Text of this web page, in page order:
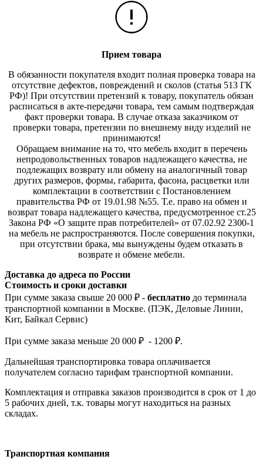
Прием товара
В обязанности покупателя входит полная проверка товара на
отсутствие дефектов, повреждений и сколов (статья 513 ГК
РФ)! При отсутствии претензий к товару, покупатель обязан
расписаться в акте-передачи товара, тем самым подтверждая
факт проверки товара. В случае отказа заказчиком от
проверки товара, претензии по внешнему виду изделий не
принимаются!
Обращаем внимание на то, что мебель входит в перечень
непродовольственных товаров надлежащего качества, не
подлежащих возврату или обмену на аналогичный товар
других размеров, формы, габарита, фасона, расцветки или
комплектации в соответствии с Постановлением
правительства РФ от 19.01.98 №55. Т.е. право на обмен и
возврат товара надлежащего качества, предусмотренное ст.25
Закона РФ «О защите прав потребителей» от 07.02.92 2300-1
на мебель не распространяются. После совершения покупки,
при отсутствии брака, мы вынуждены будем отказать в
возврате и обмене мебели.
Доставка до адреса по России
Стоимость и сроки доставки
При сумме заказа свыше 20 000 ₽ - бесплатно до терминала
транспортной компании в Москве. (ПЭК, Деловые Линии,
Кит, Байкал Сервис)
При сумме заказа меньше 20 000 ₽ - 1200 ₽.
Дальнейшая транспортировка товара оплачивается
получателем согласно тарифам транспортной компании.
Комплектация и отправка заказов производится в срок от 1 до
5 рабочих дней, т.к. товары могут находиться на разных
складах.
Транспортная компания